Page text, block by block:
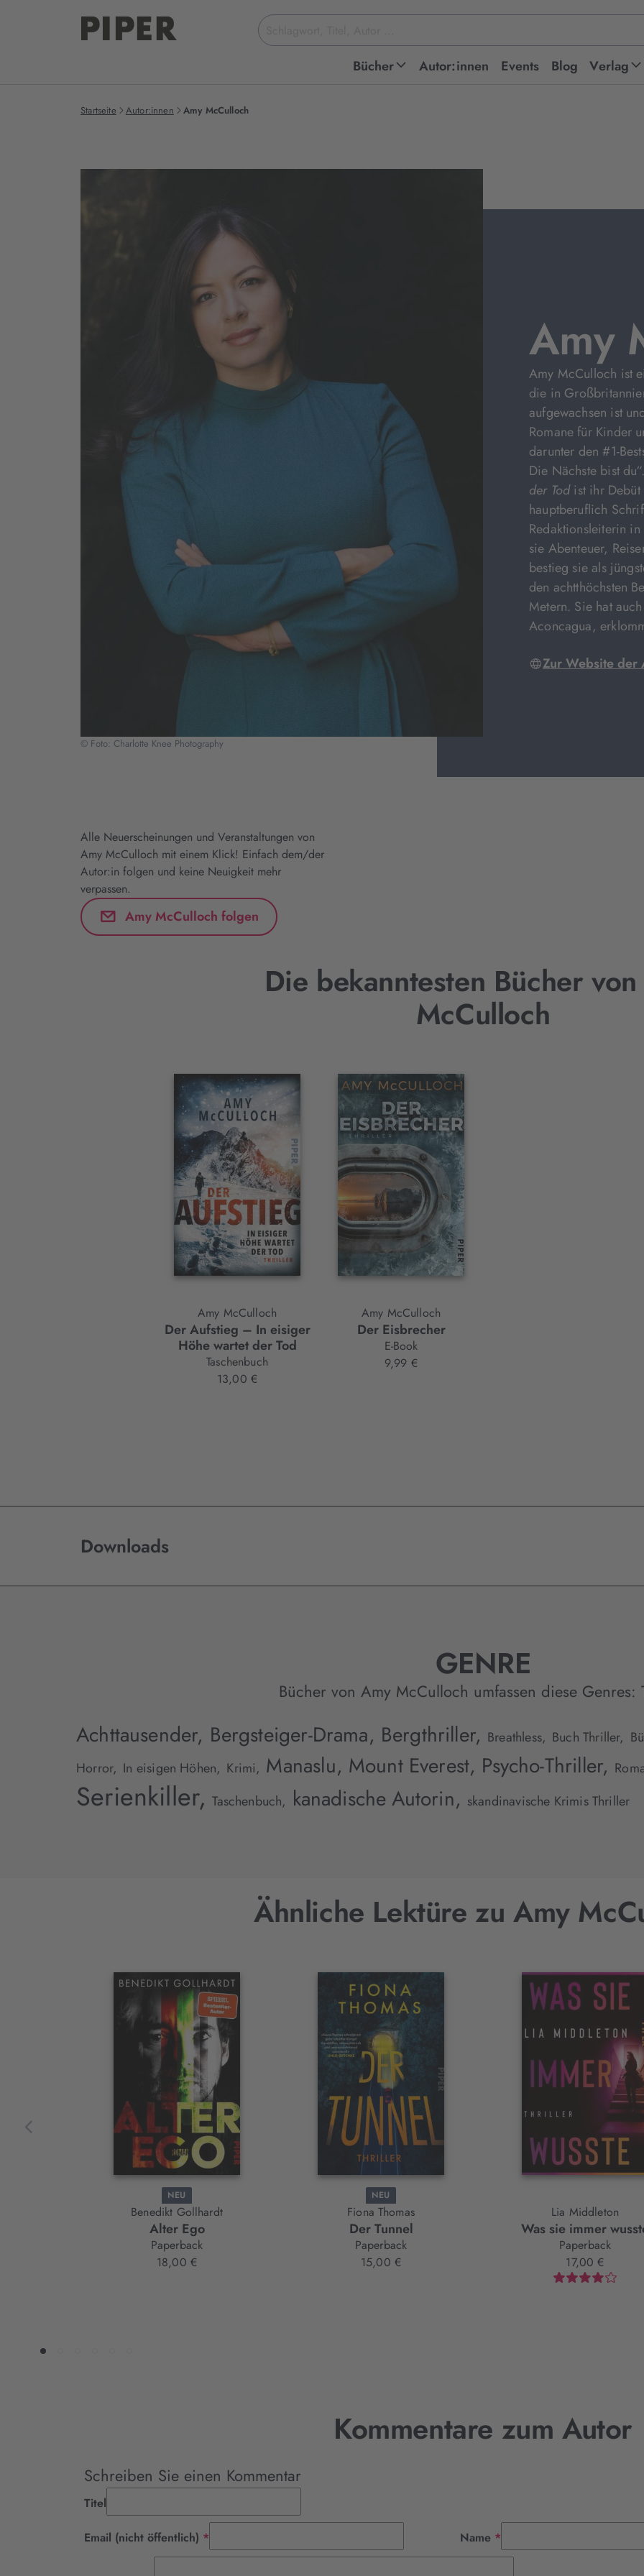
Suchbegriff
eingeben
Bücher Autor:innen Events Blog Verlag
Startseite Autor:innen Amy McCulloch
© Foto: Charlotte Knee Photography
Amy
Amy McCulloch ist
die in
aufgewachsen ist
Romane für Kinder
darunter den #1-
Die Nächste bist du“.
der Todist ihr
hauptberuflich
Redaktionsleiterin
sie Abenteuer,
bestieg sie als
den achtthöchsten
Metern. Sie hat
Aconcagua,
Zur Website der
Alle Neuerscheinungen und Veranstaltungen von
Amy McCulloch mit einem Klick! Einfach dem/der
Autor:in folgen und keine Neuigkeit mehr
verpassen.
Amy McCulloch folgen
Die bekanntesten Bücher
McCulloch
Interaktives
Amy McCulloch
Der Aufstieg – In eisiger
Höhe wartet der Tod
Taschenbuch
13,00 €
Amy McCulloch
Der Eisbrecher
E-Book
9,99 €
Downloads
GENRE
Bücher von Amy McCulloch umfassen diese Genres:
Achttausender, Bergsteiger-Drama, Bergthriller, Breathless, Buch Thriller,
Horror, In eisigen Höhen, Krimi, Manaslu, Mount Everest, Psycho-Thriller,
Serienkiller, Taschenbuch, kanadische Autorin, skandinavische Krimis Thriller
Ähnliche Lektüre zu Amy
Interaktives
NEU
Benedikt Gollhardt
Alter Ego
Paperback
18,00 €
NEU
Fiona Thomas
Der Tunnel
Paperback
15,00 €
Lia Middleton
Was sie immer
Paperback
17,00 €
Kommentare zum Autor
Schreiben Sie einen Kommentar
Titel
Email (nicht öffentlich) * Name *Pflichtfeld